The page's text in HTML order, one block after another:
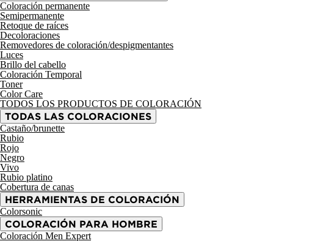
Coloración permanente
Semipermanente
Retoque de raíces
Decoloraciones
Removedores de coloración/despigmentantes
Luces
Brillo del cabello
Coloración Temporal
Toner
Color Care
TODOS LOS PRODUCTOS DE COLORACIÓN
TODAS LAS COLORACIONES
Castaño/brunette
Rubio
Rojo
Negro
Vivo
Rubio platino
Cobertura de canas
HERRAMIENTAS DE COLORACIÓN
Colorsonic
COLORACIÓN PARA HOMBRE
Coloración Men Expert